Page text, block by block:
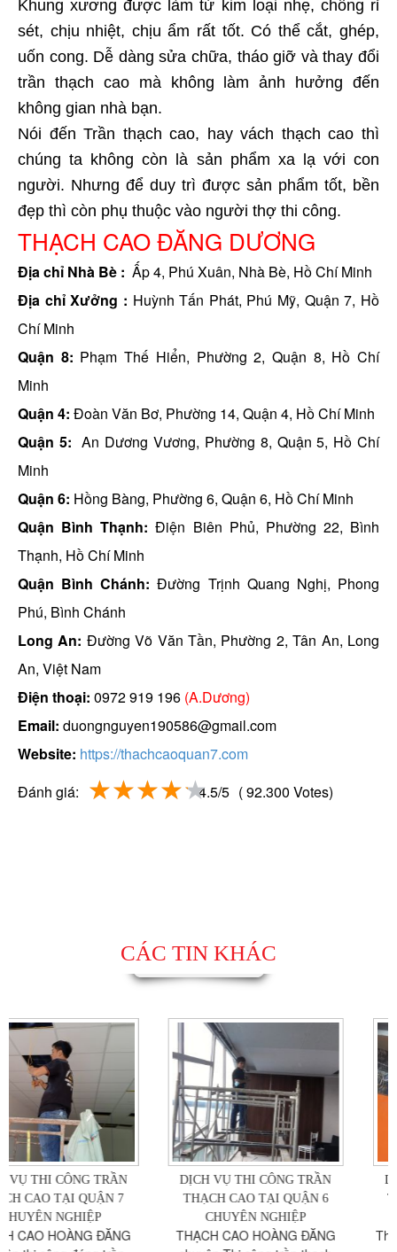
Khung xương được làm từ kim loại nhẹ, chống rỉ
sét, chịu nhiệt, chịu ẩm rất tốt. Có thể cắt, ghép,
uốn cong. Dễ dàng sửa chữa, tháo giỡ và thay đổi
trần thạch cao mà không làm ảnh hưởng đến
không gian nhà bạn.
Nói đến Trần thạch cao, hay vách thạch cao thì
chúng ta không còn là sản phẩm xa lạ với con
người. Nhưng để duy trì được sản phẩm tốt, bền
đẹp thì còn phụ thuộc vào người thợ thi công.
THẠCH CAO ĐĂNG DƯƠNG
Địa chỉ Nhà Bè : Ấp 4, Phú Xuân, Nhà Bè, Hồ Chí Minh
Địa chỉ Xưởng : Huỳnh Tấn Phát, Phú Mỹ, Quận 7, Hồ
Chí Minh
Quận 8: Phạm Thế Hiển, Phường 2, Quận 8, Hồ Chí
Minh
Quận 4: Đoàn Văn Bơ, Phường 14, Quận 4, Hồ Chí Minh
Quận 5: An Dương Vương, Phường 8, Quận 5, Hồ Chí
Minh
Quận 6: Hồng Bàng, Phường 6, Quận 6, Hồ Chí Minh
Quận Bình Thạnh: Điện Biên Phủ, Phường 22, Bình
Thạnh, Hồ Chí Minh
Quận Bình Chánh:Đường Trịnh Quang Nghị, Phong
Phú, Bình Chánh
Long An: Đường Võ Văn Tần, Phường 2, Tân An, Long
An, Việt Nam
Điện thoại: 0972 919 196 (A.Dương)
Email: duongnguyen190586@gmail.com
Website: https://thachcaoquan7.com
Đánh giá:
4.5/5 ( 92.300 Votes)
CÁC TIN KHÁC
DỊCH VỤ THI CÔNG TRẦN
THẠCH CAO TẠI QUẬN 6
CHUYÊN NGHIỆP
THẠCH CAO HOÀNG ĐĂNG
DỊCH VỤ THI CÔNG TRẦN
THẠCH CAO TẠI QUẬN 5
CHUYÊN NGHIỆP
Thợ đóng trần vách thạch